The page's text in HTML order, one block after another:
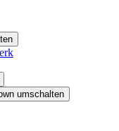
umschalten